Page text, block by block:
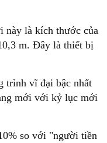
này là kích thước của
m. Đây là thiết bị
trình vĩ đại bậc nhất
mới với kỷ lục mới
so với "người tiền